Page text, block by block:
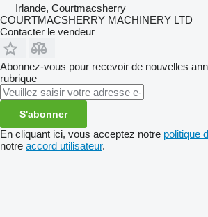
Irlande, Courtmacsherry
COURTMACSHERRY MACHINERY LTD
Contacter le vendeur
Abonnez-vous pour recevoir de nouvelles
rubrique
S'abonner
En cliquant ici, vous acceptez notre politique
notre accord utilisateur.